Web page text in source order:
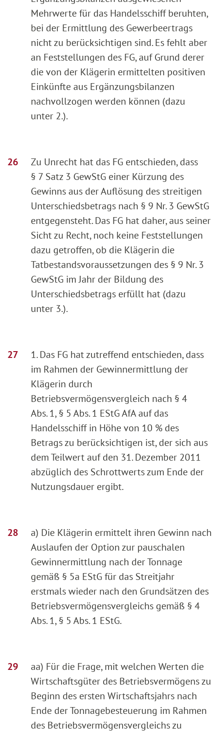
Mehrwerte für das Handelsschiff beruhten,
bei der Ermittlung des Gewerbeertrags
nicht zu berücksichtigen sind. Es fehlt aber
an Feststellungen des FG, auf Grund derer
die von der Klägerin ermittelten positiven
Einkünfte aus Ergänzungsbilanzen
nachvollzogen werden können (dazu
unter 2.).
Zu Unrecht hat das FG entschieden, dass
§ 7 Satz 3 GewStG einer Kürzung des
Gewinns aus der Auflösung des streitigen
Unterschiedsbetrags nach § 9 Nr. 3 GewStG
entgegensteht. Das FG hat daher, aus seiner
Sicht zu Recht, noch keine Feststellungen
dazu getroffen, ob die Klägerin die
Tatbestandsvoraussetzungen des § 9 Nr. 3
GewStG im Jahr der Bildung des
Unterschiedsbetrags erfüllt hat (dazu
unter 3.).
1. Das FG hat zutreffend entschieden, dass
im Rahmen der Gewinnermittlung der
Klägerin durch
Betriebsvermögensvergleich nach § 4
Abs. 1, § 5 Abs. 1 EStG AfA auf das
Handelsschiff in Höhe von 10 % des
Betrags zu berücksichtigen ist, der sich aus
dem Teilwert auf den 31. Dezember 2011
abzüglich des Schrottwerts zum Ende der
Nutzungsdauer ergibt.
a) Die Klägerin ermittelt ihren Gewinn nach
Auslaufen der Option zur pauschalen
Gewinnermittlung nach der Tonnage
gemäß § 5a EStG für das Streitjahr
erstmals wieder nach den Grundsätzen des
Betriebsvermögensvergleichs gemäß § 4
Abs. 1, § 5 Abs. 1 EStG.
aa) Für die Frage, mit welchen Werten die
Wirtschaftsgüter des Betriebsvermögens zu
Beginn des ersten Wirtschaftsjahrs nach
Ende der Tonnagebesteuerung im Rahmen
des Betriebsvermögensvergleichs zu